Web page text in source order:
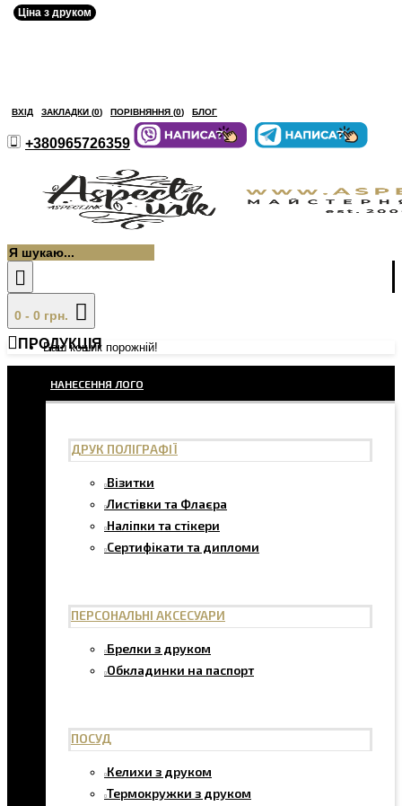
ВХІД ЗАКЛАДКИ (0) ПОРІВНЯННЯ (0) БЛОГ
+380965726359
0 - 0 грн.
Ваш кошик порожній!
ПРОДУКЦІЯ
НАНЕСЕННЯ ЛОГО
ДРУК ПОЛІГРАФІЇ
Візитки
Листівки та Флаєра
Наліпки та стікери
Сертифікати та дипломи
ПЕРСОНАЛЬНІ АКСЕСУАРИ
Брелки з друком
Обкладинки на паспорт
ПОСУД
Келихи з друком
Термокружки з друком
Ціна з друком